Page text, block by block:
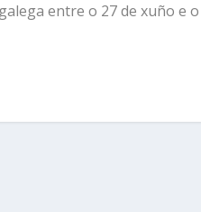
entre o 27 de xuño e